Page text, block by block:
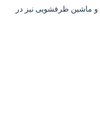
و ماشین ظرفشویی نیز در